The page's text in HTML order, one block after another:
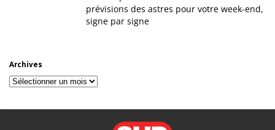
prévisions des astres pour votre week-end,
signe par signe
Archives
Archives